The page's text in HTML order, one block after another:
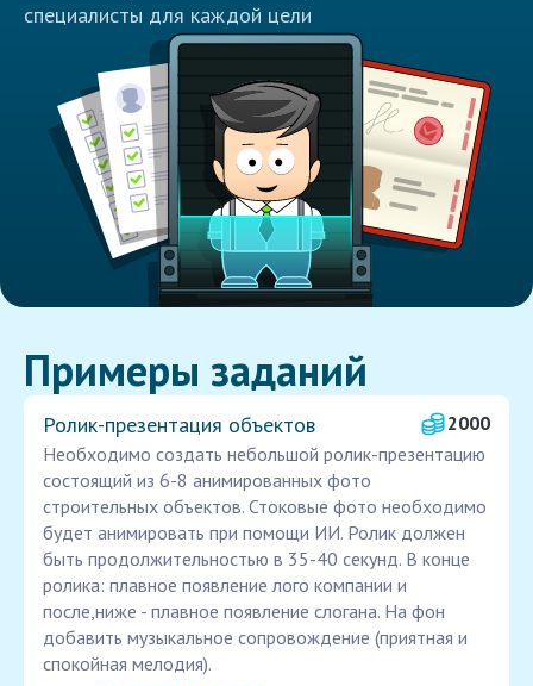
специалисты для каждой цели
Примеры заданий
Ролик-презентация объектов
2000
Необходимо создать небольшой ролик-презентацию
состоящий из 6-8 анимированных фото
строительных объектов. Стоковые фото необходимо
будет анимировать при помощи ИИ. Ролик должен
быть продолжительностью в 35-40 секунд. В конце
ролика: плавное появление лого компании и
после,ниже - плавное появление слогана. На фон
добавить музыкальное сопровождение (приятная и
спокойная мелодия).